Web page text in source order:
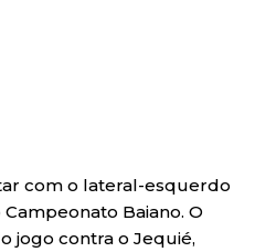
com o lateral-esquerdo
Baiano. O
jogo contra o Jequié,